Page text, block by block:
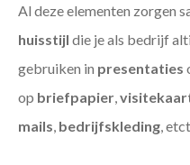
Al deze elementen zorgen
huisstijl die je als bedrijf
gebruiken in presentaties
op briefpapier,
mails, bedrijfskleding,